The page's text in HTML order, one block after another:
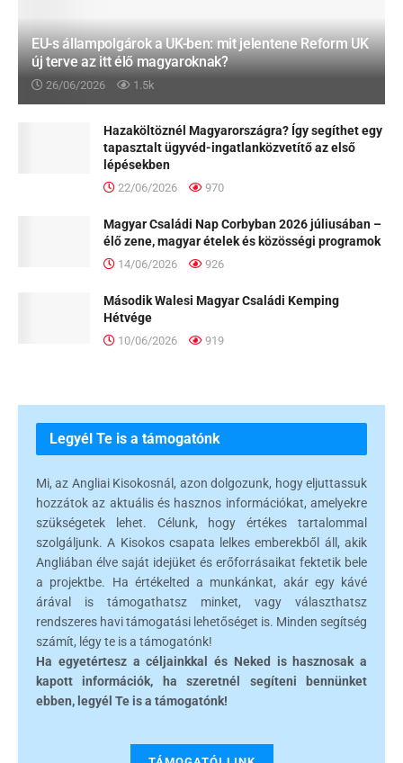
EU-s állampolgárok a UK-ben: mit jelentene Reform UK
új terve az itt élő magyaroknak?
26/06/2026 1.5k
Hazaköltöznél Magyarországra? Így segíthet egy
tapasztalt ügyvéd-ingatlanközvetítő az első
lépésekben
22/06/2026 970
Magyar Családi Nap Corbyban 2026 júliusában –
élő zene, magyar ételek és közösségi programok
14/06/2026 926
Második Walesi Magyar Családi Kemping
Hétvége
10/06/2026 919
Legyél Te is a támogatónk
Mi, az Angliai Kisokosnál, azon dolgozunk, hogy eljuttassuk
hozzátok az aktuális és hasznos információkat, amelyekre
szükségetek lehet. Célunk, hogy értékes tartalommal
szolgáljunk. A Kisokos csapata lelkes emberekből áll, akik
Angliában élve saját idejüket és erőforrásaikat fektetik bele
a projektbe. Ha értékelted a munkánkat, akár egy kávé
árával is támogathatsz minket, vagy választhatsz
rendszeres havi támogatási lehetőséget is. Minden segítség
számít, légy te is a támogatónk!
Ha egyetértesz a céljainkkal és Neked is hasznosak a
kapott információk, ha szeretnél segíteni bennünket
ebben, legyél Te is a támogatónk!